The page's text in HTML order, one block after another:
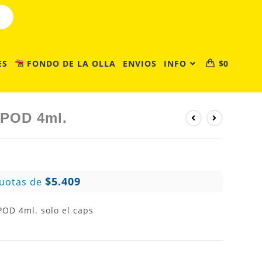
FONDO DE LA OLLA ENVIOS INFO $0
4ml.
de$5.409
4ml. solo el caps